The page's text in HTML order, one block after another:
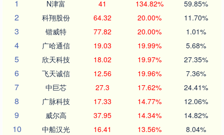
1
N津富 41 134.82% 59.85%
2 科翔股份 64.32 20.00% 11.70%
3 锴威特 77.82 20.00% 1.01%
4 广哈通信 19.03 19.99% 5.68%
5 欣天科技 18.02 19.97% 27.35%
6 飞天诚信 12.56 19.96% 7.36%
7 中巨芯 27.3 17.62% 24.41%
8 广脉科技 17.33 14.77% 12.06%
9 威尔高 37.95 14.34% 14.82%
10 中船汉光 16.41 13.56% 8.04%